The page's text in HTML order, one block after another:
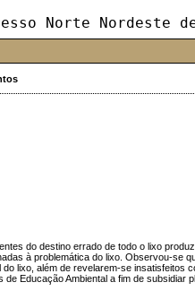
Norte Nordeste
do destino errado de todo o lixo
à problemática do lixo. Observou-se
lixo, além de revelarem-se insatisfeitos
Educação Ambiental a fim de subsidiar